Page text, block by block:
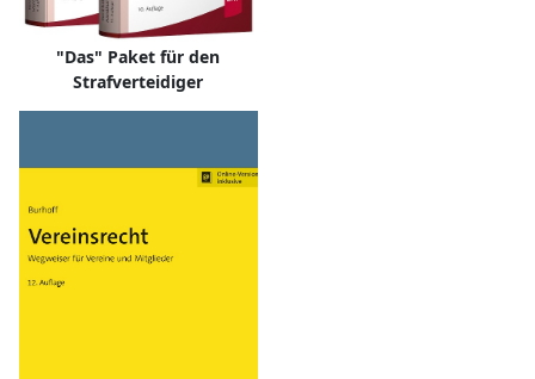
"Das" Paket für den
Strafverteidiger